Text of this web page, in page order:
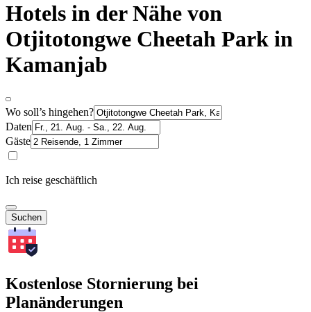
Hotels in der Nähe von
Otjitotongwe Cheetah Park in
Kamanjab
Wo soll’s hingehen?
Daten
Gäste
Ich reise geschäftlich
Suchen
Kostenlose Stornierung bei
Planänderungen